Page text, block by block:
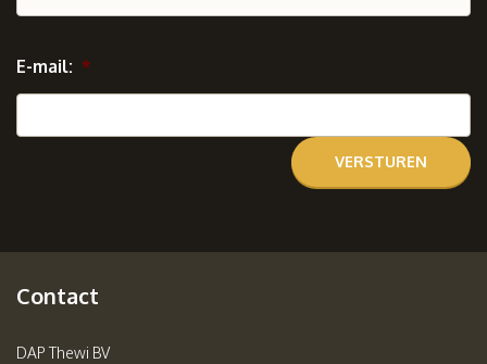
E-mail: *
Contact
DAP Thewi BV